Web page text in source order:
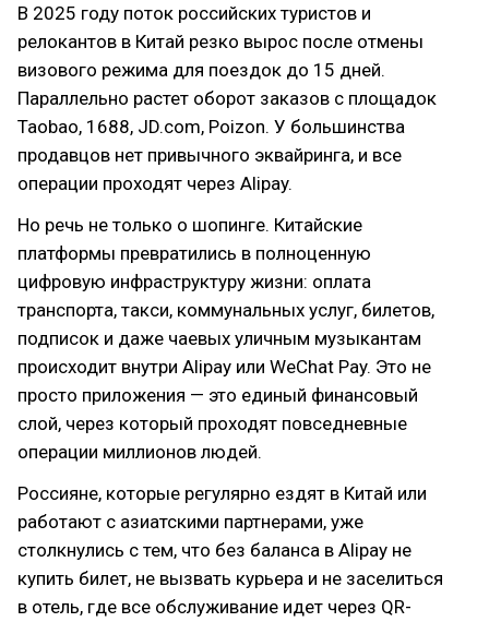
В 2025 году поток российских туристов и
релокантов в Китай резко вырос после отмены
визового режима для поездок до 15 дней.
Параллельно растет оборот заказов с площадок
Taobao, 1688, JD.com, Poizon. У большинства
продавцов нет привычного эквайринга, и все
операции проходят через Alipay.
Но речь не только о шопинге. Китайские
платформы превратились в полноценную
цифровую инфраструктуру жизни: оплата
транспорта, такси, коммунальных услуг, билетов,
подписок и даже чаевых уличным музыкантам
происходит внутри Alipay или WeChat Pay. Это не
просто приложения — это единый финансовый
слой, через который проходят повседневные
операции миллионов людей.
Россияне, которые регулярно ездят в Китай или
работают с азиатскими партнерами, уже
столкнулись с тем, что без баланса в Alipay не
купить билет, не вызвать курьера и не заселиться
в отель, где все обслуживание идет через QR-